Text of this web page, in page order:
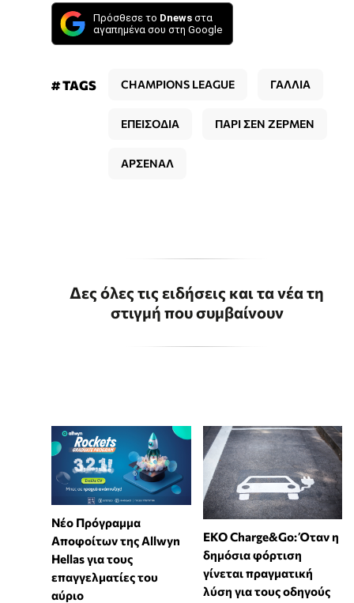
Πρόσθεσε το Dnews στα
αγαπημένα σου στη Google
# TAGS CHAMPIONS LEAGUE ΓΑΛΛΙΑ
ΕΠΕΙΣΟΔΙΑ ΠΑΡΙ ΣΕΝ ΖΕΡΜΕΝ
ΑΡΣΕΝΑΛ
Δες όλες τις ειδήσεις και τα νέα τη
στιγμή που συμβαίνουν
Νέο Πρόγραμμα
Αποφοίτων της Allwyn
Hellas για τους
επαγγελματίες του
αύριο
EKO Charge&Go: Όταν η
δημόσια φόρτιση
γίνεται πραγματική
λύση για τους οδηγούς